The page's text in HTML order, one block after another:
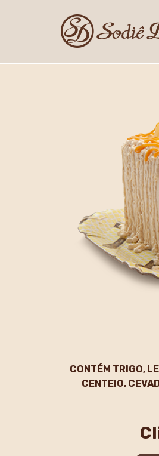
CONTÉM TRIGO,
CENTEIO,